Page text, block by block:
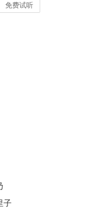
免费试听
子